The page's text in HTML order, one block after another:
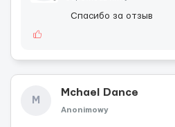
Спасибо за отзыв
M
Mchael Dance
Anonimowy